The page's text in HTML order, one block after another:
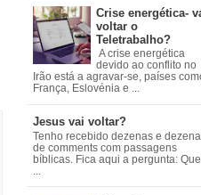
Crise energética-
voltar o
Teletrabalho?
A crise energética
devido ao conflito no
Irão está a agravar-se, países
França, Eslovénia e ...
Jesus vai voltar?
Tenho recebido dezenas e
de comments com passagens
bíblicas. Fica aqui a pergunta: